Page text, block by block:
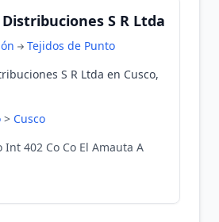
S R Ltda
Tejidos de Punto
S R Ltda en Cusco,
> Cusco
Int 402 Co Co El Amauta A